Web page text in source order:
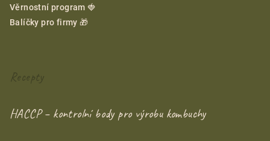
Věrnostní program 🍓
Balíčky pro firmy 🎁
Recepty
HACCP – kontrolní body pro výrobu kombuchy